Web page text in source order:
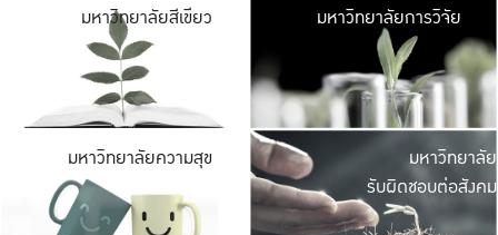
มหาวิทยาลัยสีเขียว มหาวิ
มีพื้นที่เขียวสดใส
เป็นป่าในเมือง เกษต
มหาวิทยาลัยการวิจัย
มหาวิทยาลัยความสุข มหาวิ
ค
เปิดประ
และพบเรื่องราวใ
มหาวิทยาลัย
รับผิดชอบต่อสังคม